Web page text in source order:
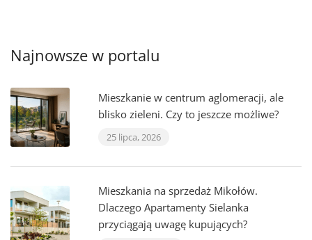
Najnowsze w portalu
Mieszkanie w centrum aglomeracji, ale
blisko zieleni. Czy to jeszcze możliwe?
25 lipca, 2026
Mieszkania na sprzedaż Mikołów.
Dlaczego Apartamenty Sielanka
przyciągają uwagę kupujących?